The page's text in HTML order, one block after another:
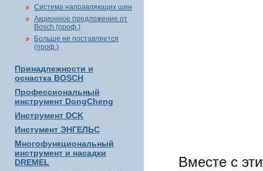
Система направляющих шин
Акционное предложение от
Bosch (проф.)
Больше не поставляется
(проф.)
Принадлежности и
оснастка BOSCH
Профессиональный
инструмент DongCheng
Инструмент DCK
Инстумент ЭНГЕЛЬС
Многофункциональный
инструмент и насадки
DREMEL
Вместе с